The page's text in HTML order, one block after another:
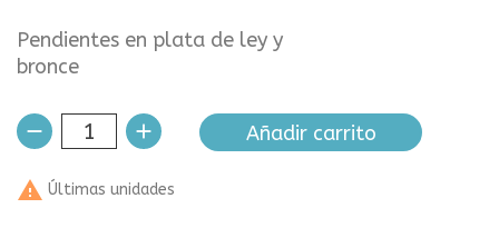
Pendientes en plata de ley y
bronce
Añadir carrito
 Últimas unidades